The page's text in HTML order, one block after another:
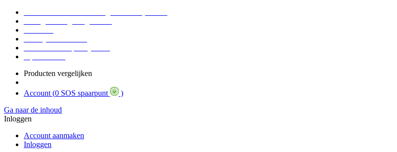
Producten vergelijken
Account (0 SOS spaarpunt
)
Ga naar de inhoud
Inloggen
Account aanmaken
Inloggen